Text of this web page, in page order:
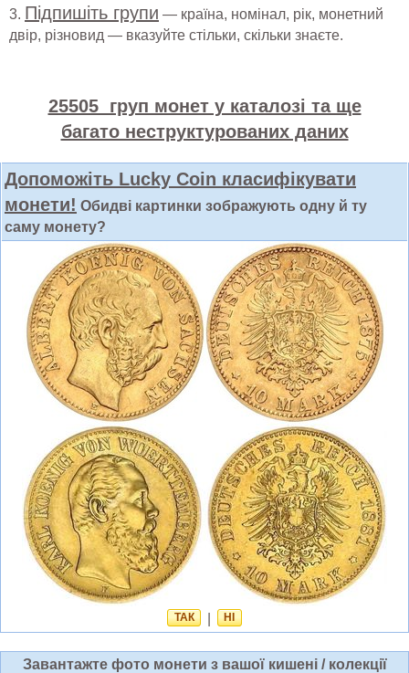
3. Підпишіть групи — країна, номінал, рік, монетний
двір, різновид — вказуйте стільки, скільки знаєте.
25505 груп монет у каталозі та ще
багато неструктурованих даних
Допоможіть Lucky Coin класифікувати
монети! Обидві картинки зображують одну й ту
саму монету?
ТАК НІ
Завантажте фото монети з вашої кишені / колекції